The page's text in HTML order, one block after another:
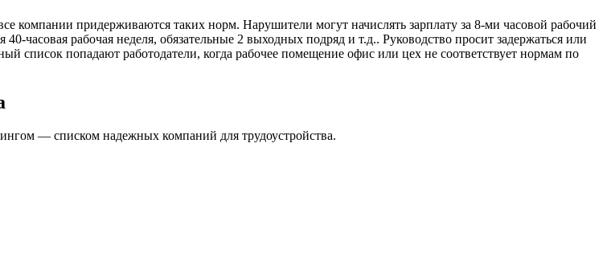
компании придерживаются таких норм. Нарушители могут начислять зарплату за 8-ми часовой рабочий
часовая рабочая неделя, обязательные 2 выходных подряд и т.д.. Руководство просит задержаться или
список попадают работодатели, когда рабочее помещение офис или цех не соответствует нормам по
— списком надежных компаний для трудоустройства.